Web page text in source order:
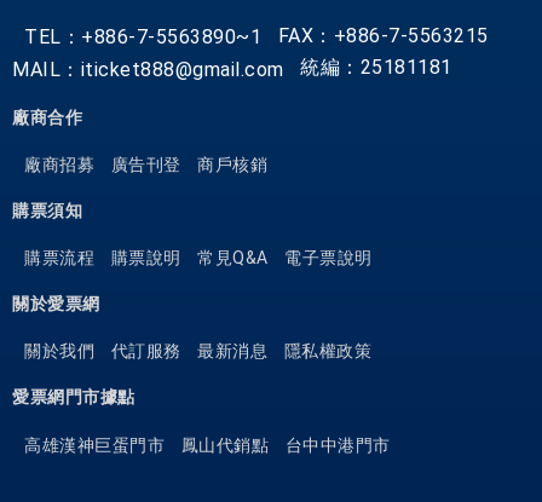
TEL：+886-7-5563890~1
FAX：+886-7-5563215
MAIL：iticket888@gmail.com
統編：25181181
廠商合作
廠商招募 廣告刊登 商戶核銷
購票須知
購票流程 購票說明 常見Q&A 電子票說明
關於愛票網
關於我們 代訂服務 最新消息 隱私權政策
愛票網門市據點
高雄漢神巨蛋門市 鳳山代銷點 台中中港門市